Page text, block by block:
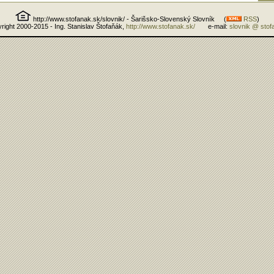
http://www.stofanak.sk/slovnik/ - Šarišsko-Slovenský Slovník ( RSS)
2000-2015 - Ing. Stanislav Štofaňák,
http://www.stofanak.sk/e-mail: slovnik @